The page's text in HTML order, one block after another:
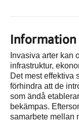
Invasiva arter kan
infrastruktur,
Det mest effektiva
förhindra att de
som ändå
bekämpas.
samarbete mellan